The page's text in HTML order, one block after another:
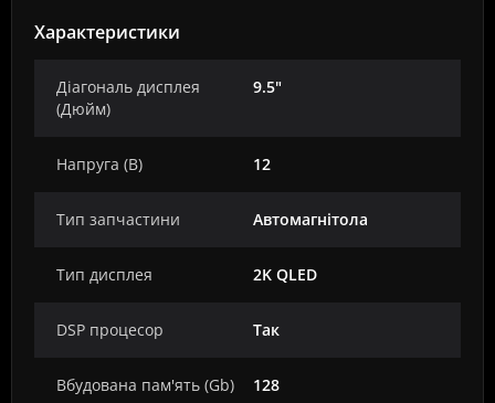
Характеристики
Діагональ дисплея
(Дюйм)
9.5"
Напруга (В) 12
Тип запчастини Автомагнітола
Тип дисплея 2K QLED
DSP процесор Так
Вбудована пам'ять (Gb) 128